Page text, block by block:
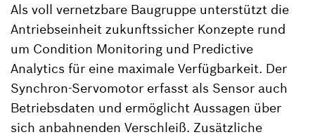
Als voll vernetzbare Baugruppe unterstützt die
Antriebseinheit zukunftssicher Konzepte rund
um Condition Monitoring und Predictive
Analytics für eine maximale Verfügbarkeit. Der
Synchron-Servomotor erfasst als Sensor auch
Betriebsdaten und ermöglicht Aussagen über
sich anbahnenden Verschleiß. Zusätzliche